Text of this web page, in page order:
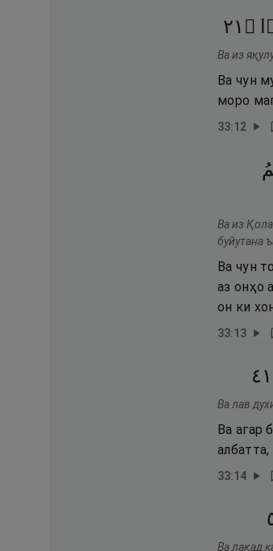
۝ ١٢
Ва из
Ва чун
моро
33:12
Ва из
буйутана
Ва чун
аз онҳо
он ки
33:13
١٤
Ва лав
Ва агар
33:14
Ва лақад